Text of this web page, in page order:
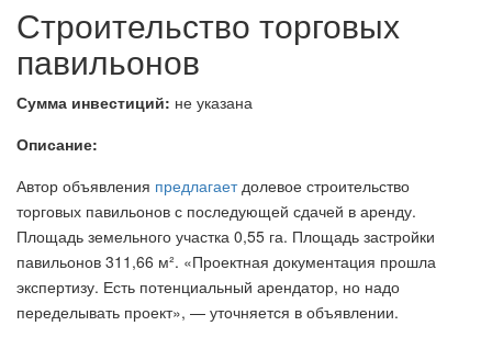
Строительство торговых
павильонов
Сумма инвестиций: не указана
Описание:
Автор объявления предлагаетдолевое строительство
торговых павильонов с последующей сдачей в аренду.
Площадь земельного участка 0,55 га. Площадь застройки
павильонов 311,66 м². «Проектная документация прошла
экспертизу. Есть потенциальный арендатор, но надо
переделывать проект», — уточняется в объявлении.